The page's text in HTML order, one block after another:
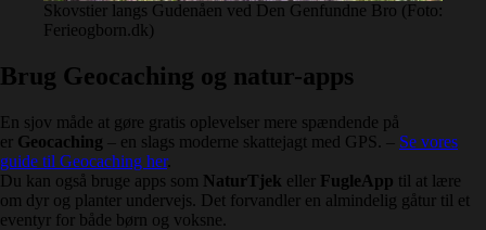
Skovstier langs Gudenåen ved Den Genfundne Bro (Foto:
Ferieogborn.dk)
Brug Geocaching og natur-apps
En sjov måde at gøre gratis oplevelser mere spændende på
er Geocaching – en slags moderne skattejagt med GPS. – Se vores
guide til Geocaching her.
Du kan også bruge apps som NaturTjek eller FugleApp til at lære
om dyr og planter undervejs. Det forvandler en almindelig gåtur til et
eventyr for både børn og voksne.